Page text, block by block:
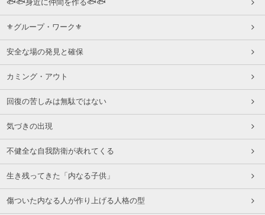
🐟🐟身近に仲間を作る🐟🐟
⚜グループ・ワーク⚜
安全な場の発見と確保
カミング・アウト
回復の苦しみは無駄ではない
気づきの出現
不健全な自我防衛が表れてくる
生き残ってきた「内なる子供」
傷ついた内なる人が作り上げる人格の型